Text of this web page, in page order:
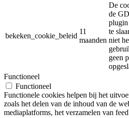
bekeken_cookie_beleid
11
maanden
De
de
te
niet
geen
Functioneel
Functioneel
Functionele cookies helpen bij het
zoals het delen van de inhoud van de
mediaplatforms, het verzamelen van